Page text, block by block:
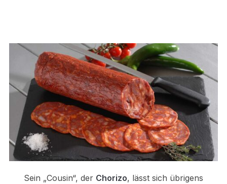
Sein „Cousin“, der Chorizo, lässt sich übrigens